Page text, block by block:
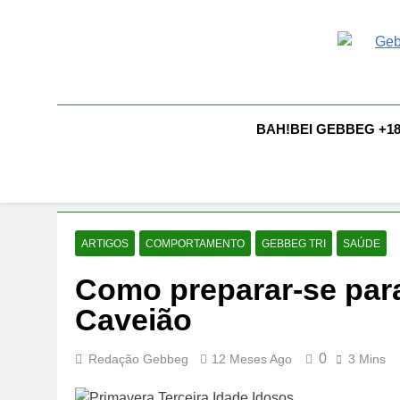
BAH!BEI GEBBEG +18
ARTIGOS COMPORTAMENTO GEBBEG TRI SAÚDE
Como preparar-se
Caveião
Redação Gebbeg 12 Meses Ago 0 3 Mins